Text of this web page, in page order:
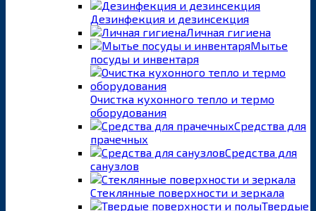
Дезинфекция и дезинсекция
Личная гигиена
Мытье
посуды и инвентаря
Очистка кухонного тепло и термо
оборудования
Средства для
прачечных
Средства для
санузлов
Стеклянные поверхности и зеркала
Твердые